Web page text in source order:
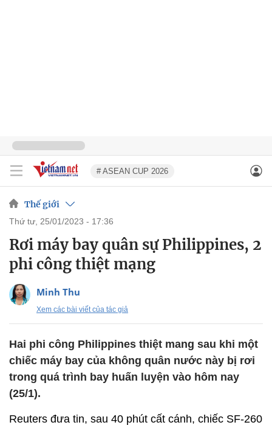
# ASEAN CUP 2026
Thế giới
thứ tư, 25/01/2023 - 17:36
Rơi máy bay quân sự Philippines, 2
phi công thiệt mạng
Minh Thu
Xem các bài viết của tác giả
Hai phi công Philippines thiệt mang sau khi một
chiếc máy bay của không quân nước này bị rơi
trong quá trình bay huấn luyện vào hôm nay
(25/1).
Reuters đưa tin, sau 40 phút cất cánh, chiếc SF-260